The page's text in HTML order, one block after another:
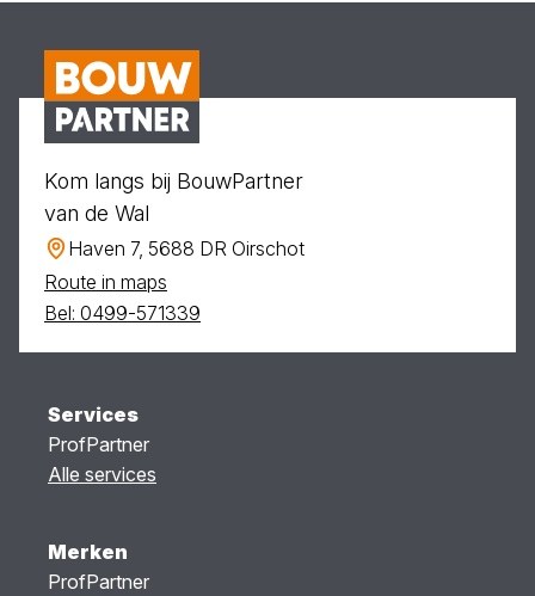
Kom langs bij BouwPartner
van de Wal
Haven 7, 5688 DR Oirschot
Route in maps
Bel: 0499-571339
Services
ProfPartner
Alle services
Merken
ProfPartner